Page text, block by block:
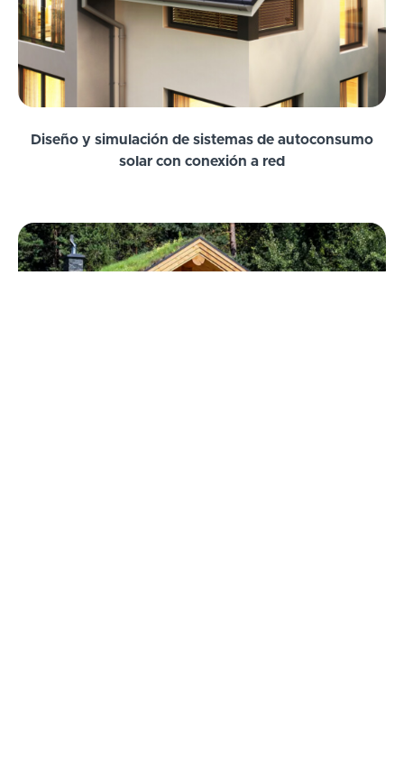
Diseño y simulación de sistemas de autoconsumo
solar con conexión a red